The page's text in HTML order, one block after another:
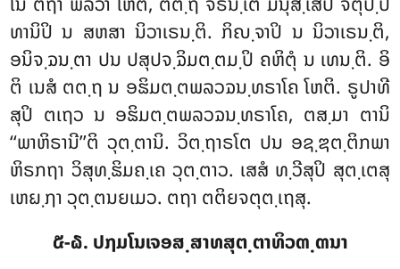
ທານິປິ ນ ສຫສາ ນິວາເຣນ຺ຕິ. ກິຎ຺ຈາປິ ນ ນິວາເຣນ຺ຕິ,
ອນິຈ຺ຉນ຺ຕາ ປນ ປສຸປຈ຺ຉິມຕ຺ຕມ຺ປິ ຄຫິຕຸໍ ນ ເທນ຺ຕິ. ອິ
ຕິ ເນສໍ ຕຕ຺ຖ ນ ອຘິມຕ຺ຕພລວຉນ຺ທຣາໂຄ ໂຫຕິ. ຣູປາທີ
ສຸປິ ຕເຖວ ນ ອຘິມຕ຺ຕພລວຉນ຺ທຣາໂຄ, ຕສ຺ມາ ຕານິ
‘‘ພາຫິຣານີ’’ຕິ ວຸຕ຺ຕານິ. ວິຕ຺ຖາຣໂຕ ປນ ອຊ຺ຌຕ຺ຕິກພາ
ຫິຣກຖາ ວິສຸທ຺ຘິມຄ຺ເຄ ວຸຕ຺ຕາວ. ເສສໍ ທ຺ວີສຸປິ ສຸຕ຺ເຕສຸ
ເຫຏ຺ຐາ ວຸຕ຺ຕນຍເມວ. ຕຖາ ຕຕິຍຈຕຸຕ຺ເຖສຸ.
໕-໖. ປຐມໂນເຈອສ຺ສາທສຸຕ຺ຕາທິວຓ຺ຓນາ